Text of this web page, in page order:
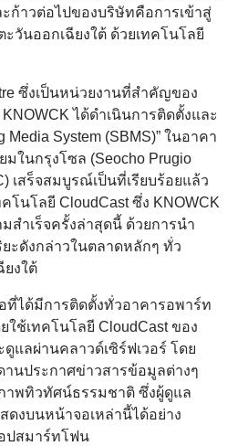
ก้าวต่อไปของบริษัทคือการเข้าสู่
วันออกเฉียงใต้ ด้วยเทคโนโลยี
ซึ่งเป็นหน่วยงานที่สำคัญของ
ได้ดำเนินการติดตั้งและ
Media System (SBMS)” ในอาคา
ในกรุงโซล (Seocho Prugio
เสร็จสมบูรณ์เป็นที่เรียบร้อยแล้ว
โนโลยี CloudCast ซึ่ง KNOWCK
สำเร็จครั้งล่าสุดนี้ ด้วยการนำ
ะดังกล่าวในตลาดหลักๆ ทั่ว
ยงใต้
ที่ได้มีการติดตั้งทั่วอาคารอพาร์ท
ช้เทคโนโลยี CloudCast ของ
แลผ่านคลาวด์เซิร์ฟเวอร์ โดย
านประกาศข่าวสารข้อมูลต่างๆ
พทิวทัศน์ธรรมชาติ ซึ่งผู้ดูแล
ดงบนหน้าจอเหล่านี้ได้อย่าง
ปสมาร์ทโฟน